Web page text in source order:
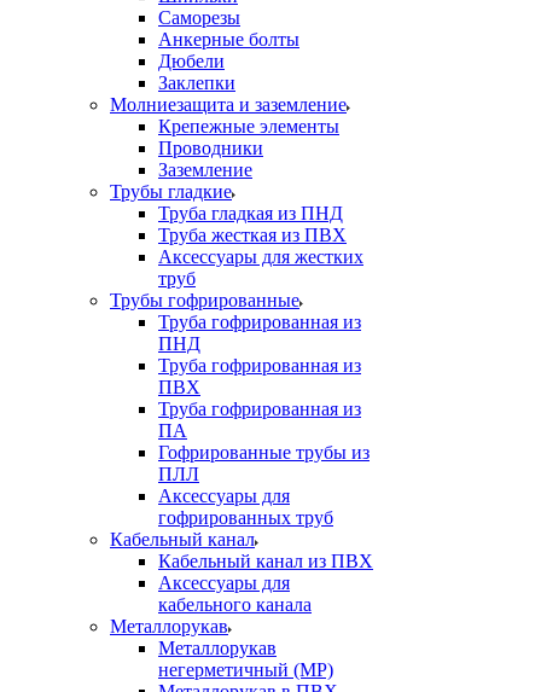
Саморезы
Анкерные болты
Дюбели
Заклепки
Молниезащита и заземление
Крепежные элементы
Проводники
Заземление
Трубы гладкие
Труба гладкая из ПНД
Труба жесткая из ПВХ
Аксессуары для жестких
труб
Трубы гофрированные
Труба гофрированная из
ПНД
Труба гофрированная из
ПВХ
Труба гофрированная из
ПА
Гофрированные трубы из
ПЛЛ
Аксессуары для
гофрированных труб
Кабельный канал
Кабельный канал из ПВХ
Аксессуары для
кабельного канала
Металлорукав
Металлорукав
негерметичный (МР)